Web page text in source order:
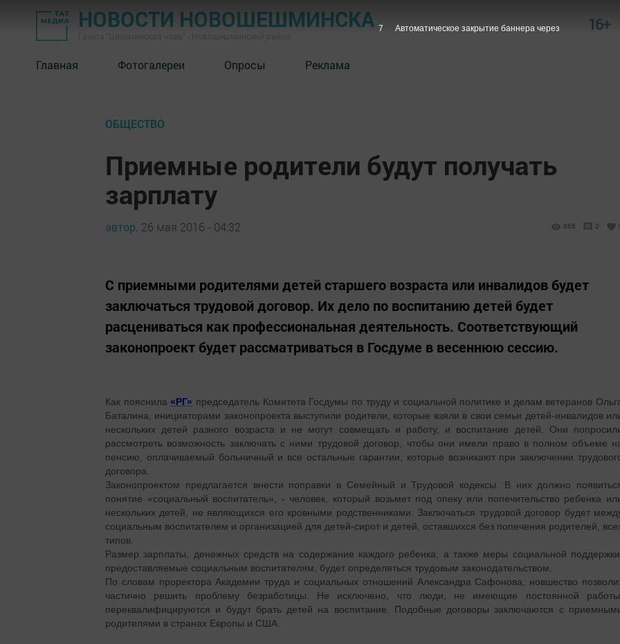
НОВОСТИ НОВОШЕШМИНСКА 16+
Главная Фотогалереи Опросы Реклама
ОБЩЕСТВО
Приемные родители будут получать
зарплату
автор, 26 мая 2016 - 04:32 866 0
С приемными родителями детей старшего возраста или инвалидов будет
заключаться трудовой договор. Их дело по воспитанию детей будет
расцениваться как профессиональная деятельность. Соответствующий
законопроект будет рассматриваться в Госдуме в весеннюю сессию.
Как пояснила«РГ» председатель Комитета Госдумы по труду и социальной политике и делам ветеранов
Баталина, инициаторами законопроекта выступили родители, которые взяли в свои семьи детей-инвалидов
нескольких детей разного возраста и не могут совмещать и работу, и воспитание детей. Они
рассмотреть возможность заключать с ними трудовой договор, чтобы они имели право в полном объеме
пенсию, оплачиваемый больничный и все остальные гарантии, которые возникают при заключении
договора.
Законопроектом предлагается внести поправки в Семейный и Трудовой кодексы. В них должно
понятие «социальный воспитатель», - человек, который возьмет под опеку или попечительство ребенка
нескольких детей, не являющихся его кровными родственниками. Заключаться трудовой договор будет
социальным воспитателем и организацией для детей-сирот и детей, оставшихся без попечения родителей,
типов.
Размер зарплаты, денежных средств на содержание каждого ребенка, а также меры социальной
предоставляемые социальным воспитателям, будет определяться трудовым законодательством.
По словам проректора Академии труда и социальных отношений Александра Сафонова, новшество
частично решить проблему безработицы. Не исключено, что люди, не имеющие постоянной
переквалифицируются и будут брать детей на воспитание. Подобные договоры заключаются с
родителями в странах Европы и США.
7 Автоматическое закрытие баннера через